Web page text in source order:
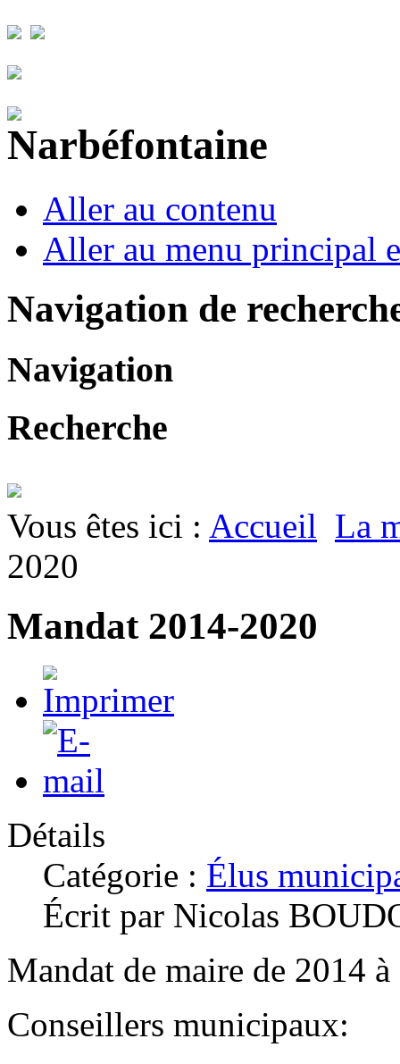
Aller au contenu
Aller au menu principal
Navigation de
Navigation
Recherche
Vous êtes ici : Accueil La
2020
Mandat 2014-2020
Détails
Catégorie : Élus
Écrit par Nicolas
Mandat de maire de 2014
Conseillers municipaux: